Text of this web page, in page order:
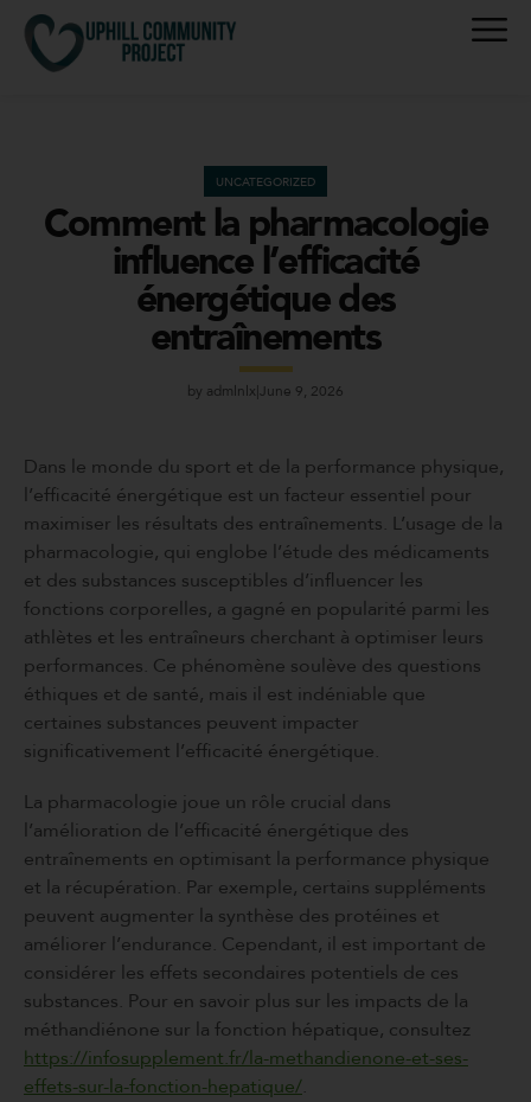
UNCATEGORIZED
Comment la pharmacologie
influence l’efficacité
énergétique des
entraînements
by admlnlx June 9, 2026
Dans le monde du sport et de la performance physique,
l’efficacité énergétique est un facteur essentiel pour
maximiser les résultats des entraînements. L’usage de la
pharmacologie, qui englobe l’étude des médicaments
et des substances susceptibles d’influencer les
fonctions corporelles, a gagné en popularité parmi les
athlètes et les entraîneurs cherchant à optimiser leurs
performances. Ce phénomène soulève des questions
éthiques et de santé, mais il est indéniable que
certaines substances peuvent impacter
significativement l’efficacité énergétique.
La pharmacologie joue un rôle crucial dans
l’amélioration de l’efficacité énergétique des
entraînements en optimisant la performance physique
et la récupération. Par exemple, certains suppléments
peuvent augmenter la synthèse des protéines et
améliorer l’endurance. Cependant, il est important de
considérer les effets secondaires potentiels de ces
substances. Pour en savoir plus sur les impacts de la
méthandiénone sur la fonction hépatique, consultez
https://infosupplement.fr/la-methandienone-et-ses-
effets-sur-la-fonction-hepatique/.